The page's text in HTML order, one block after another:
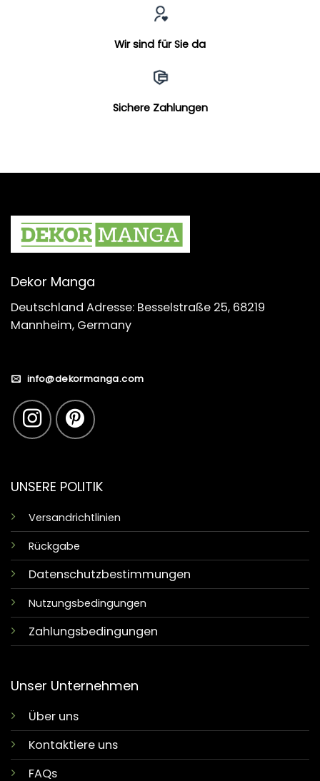
Wir sind für Sie da
Sichere Zahlungen
Dekor Manga
Deutschland Adresse: Besselstraße 25, 68219
Mannheim, Germany
info@dekormanga.com
UNSERE POLITIK
Versandrichtlinien
Rückgabe
Datenschutzbestimmungen
Nutzungsbedingungen
Zahlungsbedingungen
Unser Unternehmen
Über uns
Kontaktiere uns
FAQs